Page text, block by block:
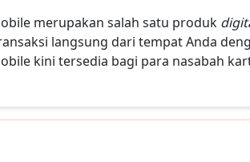
merupakan salah satu produk
langsung dari tempat Anda
kini tersedia bagi para nasabah